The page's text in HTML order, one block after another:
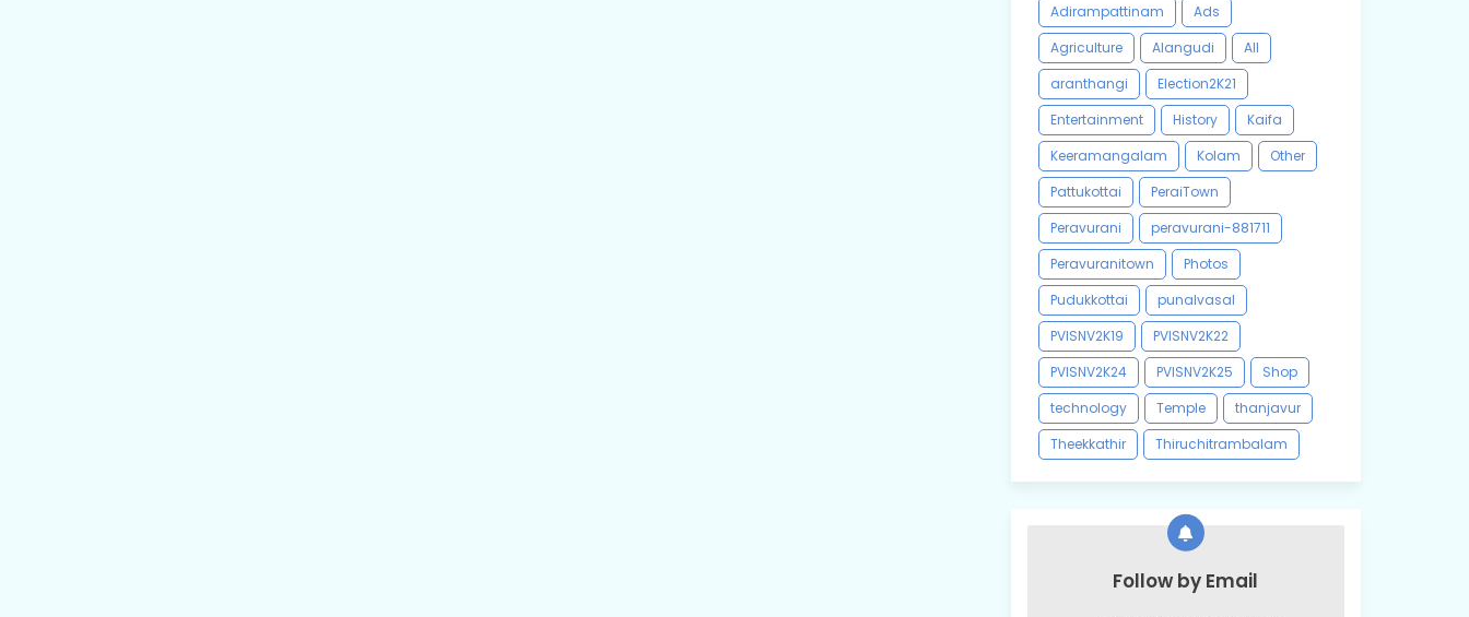
Adirampattinam
Ads
Agriculture
Alangudi
All
aranthangi
Election2K21
Entertainment
History
Kaifa
Keeramangalam
Kolam
Other
Pattukottai
PeraiTown
Peravurani
peravurani-881711
Peravuranitown
Photos
Pudukkottai
punalvasal
PVISNV2K19
PVISNV2K22
PVISNV2K24
PVISNV2K25
Shop
technology
Temple
thanjavur
Theekkathir
Thiruchitrambalam
Follow by Email